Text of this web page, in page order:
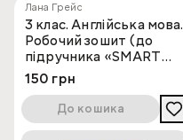
Лана Грейс
3 клас. Англійська мова.
Робочий зошит (до
підручника «SMART
JUNIOR»)
150 грн
До кошика